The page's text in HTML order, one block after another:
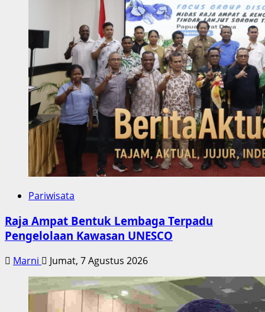
Pariwisata
Raja Ampat Bentuk Lembaga Terpadu
Pengelolaan Kawasan UNESCO
Marni Jumat, 7 Agustus 2026